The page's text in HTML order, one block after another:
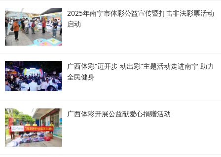
2025年南宁市体彩公益宣传暨打击非法彩票活动
启动
广西体彩“迈开步 动出彩”主题活动走进南宁 助力
全民健身
广西体彩开展公益献爱心捐赠活动